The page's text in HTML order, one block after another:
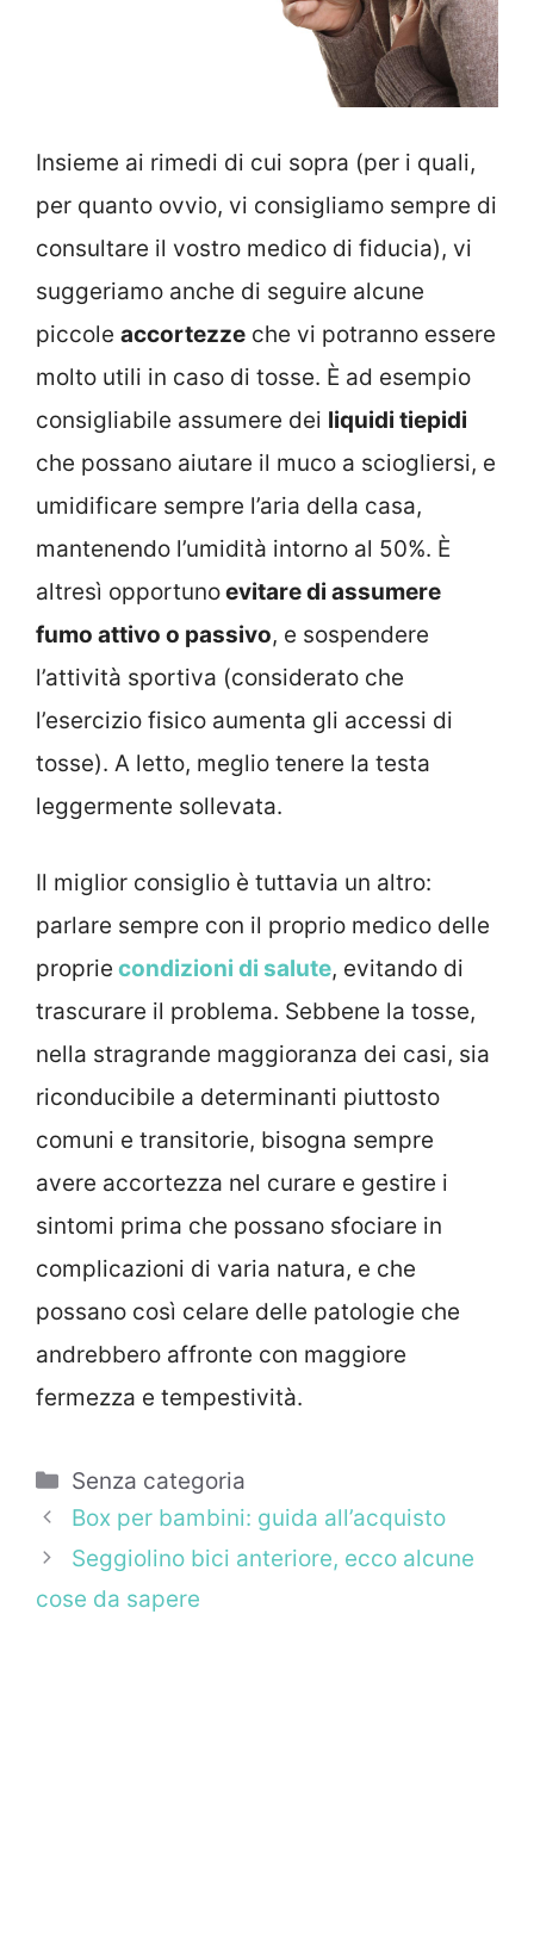
Insieme ai rimedi di cui sopra (per i quali,
per quanto ovvio, vi consigliamo sempre di
consultare il vostro medico di fiducia), vi
suggeriamo anche di seguire alcune
piccole accortezze che vi potranno essere
molto utili in caso di tosse. È ad esempio
consigliabile assumere dei liquidi tiepidi
che possano aiutare il muco a sciogliersi, e
umidificare sempre l’aria della casa,
mantenendo l’umidità intorno al 50%. È
altresì opportunoevitare di assumere
fumo attivo o passivo, e sospendere
l’attività sportiva (considerato che
l’esercizio fisico aumenta gli accessi di
tosse). A letto, meglio tenere la testa
leggermente sollevata.
Il miglior consiglio è tuttavia un altro:
parlare sempre con il proprio medico delle
proprie condizioni di salute, evitando di
trascurare il problema. Sebbene la tosse,
nella stragrande maggioranza dei casi, sia
riconducibile a determinanti piuttosto
comuni e transitorie, bisogna sempre
avere accortezza nel curare e gestire i
sintomi prima che possano sfociare in
complicazioni di varia natura, e che
possano così celare delle patologie che
andrebbero affronte con maggiore
fermezza e tempestività.
Categorie
Senza categoria
Box per bambini: guida all’acquisto
Seggiolino bici anteriore, ecco alcune
cose da sapere